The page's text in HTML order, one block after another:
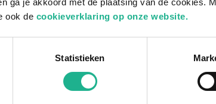
ook de cookieverklaring op onze website.
Statistieken